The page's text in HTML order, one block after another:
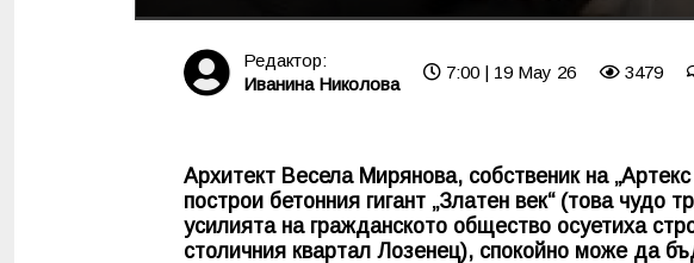
Редактор:
Иванина Николова
7:00 | 19 May 26 3479
Архитект Весела Мирянова, собственик на
построи бетонния гигант „Златен век“ (това чудо
усилията на гражданското общество осуетиха
столичния квартал Лозенец), спокойно може да